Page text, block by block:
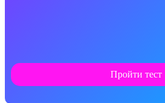
Пройти тест